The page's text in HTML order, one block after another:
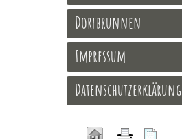
Dorfbrunnen
Impressum
Datenschutzerklärung